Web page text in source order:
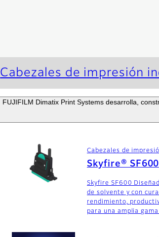
Cabezales de impresión
FUJIFILM Dimatix Print Systems desarrolla,
Cabezales de
Skyfire® SF600
Skyfire SF600
de solvente y con
rendimiento,
para una amplia